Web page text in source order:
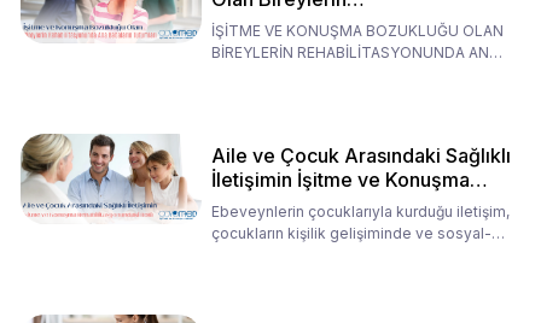
Rehabilitasyonunda Ana
Babaların Tutumları
İŞİTME VE KONUŞMA BOZUKLUĞU OLAN
BİREYLERİN REHABİLİTASYONUNDA ANA
Aile ve Çocuk Arasındaki Sağlıklı
İletişimin İşitme ve Konuşma
Rehabilitasyonundaki Rolü
Ebeveynlerin çocuklarıyla kurduğu iletişim,
çocukların kişilik gelişiminde ve sosyal-